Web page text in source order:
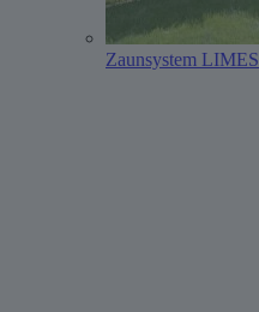
Zaunsystem LIMES